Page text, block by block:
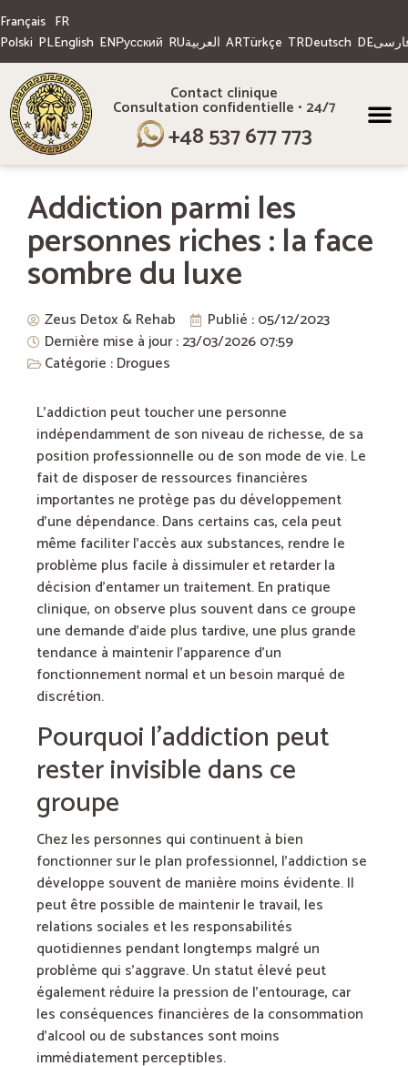
Français FR
Polski PLEnglish ENРусский RUالعربية ARTürkçe TRDeutsch DE
Contact clinique
Consultation confidentielle • 24/7
+48 537 677 773
Addiction parmi les
personnes riches : la face
sombre du luxe
Zeus Detox & Rehab Publié :05/12/2023
Dernière mise à jour : 23/03/202607:59
Catégorie :Drogues
L’addiction peut toucher une personne
indépendamment de son niveau de richesse, de sa
position professionnelle ou de son mode de vie. Le
fait de disposer de ressources financières
importantes ne protège pas du développement
d’une dépendance. Dans certains cas, cela peut
même faciliter l’accès aux substances, rendre le
problème plus facile à dissimuler et retarder la
décision d’entamer un traitement. En pratique
clinique, on observe plus souvent dans ce groupe
une demande d’aide plus tardive, une plus grande
tendance à maintenir l’apparence d’un
fonctionnement normal et un besoin marqué de
discrétion.
Pourquoi l’addiction peut
rester invisible dans ce
groupe
Chez les personnes qui continuent à bien
fonctionner sur le plan professionnel, l’addiction se
développe souvent de manière moins évidente. Il
peut être possible de maintenir le travail, les
relations sociales et les responsabilités
quotidiennes pendant longtemps malgré un
problème qui s’aggrave. Un statut élevé peut
également réduire la pression de l’entourage, car
les conséquences financières de la consommation
d’alcool ou de substances sont moins
immédiatement perceptibles.